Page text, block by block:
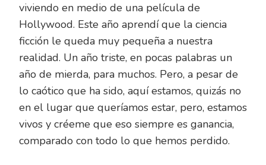
viviendo en medio de una película de
Hollywood. Este año aprendí que la ciencia
ficción le queda muy pequeña a nuestra
realidad. Un año triste, en pocas palabras un
año de mierda, para muchos. Pero, a pesar de
lo caótico que ha sido, aquí estamos, quizás no
en el lugar que queríamos estar, pero, estamos
vivos y créeme que eso siempre es ganancia,
comparado con todo lo que hemos perdido.